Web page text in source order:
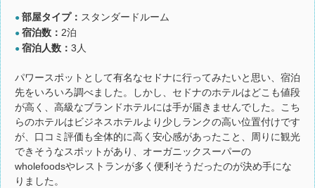
● 部屋タイプ： スタンダードルーム
● 宿泊数： 2泊
● 宿泊人数： 3人
パワースポットとして有名なセドナに行ってみたいと思い、宿泊
先をいろいろ調べました。しかし、セドナのホテルはどこも値段
が高く、高級なブランドホテルには手が届きませんでした。こち
らのホテルはビジネスホテルより少しランクの高い位置付けです
が、口コミ評価も全体的に高く安心感があったこと、周りに観光
できそうなスポットがあり、オーガニックスーパーの
wholefoodsやレストランが多く便利そうだったのが決め手にな
りました。